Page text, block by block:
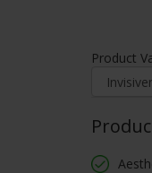
Product